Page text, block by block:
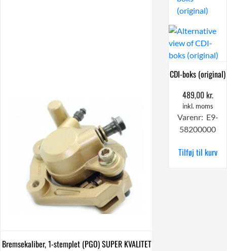
Bremsekaliber, 1-stemplet (PGO) SUPER KVALITET
CDI-boks (original)
489,00kr.
inkl. moms
Varenr: E9-
58200000
Tilføj til kurv